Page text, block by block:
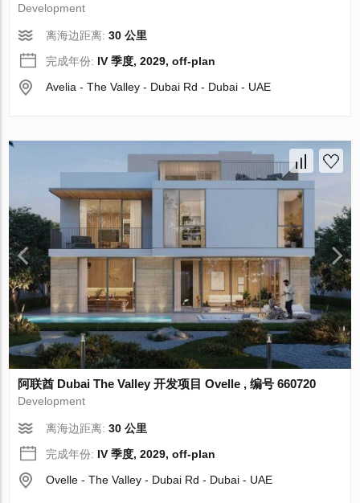
Development
离海边距离:30 公里
完成年份: IV 季度, 2029, off-plan
Avelia - The Valley - Dubai Rd - Dubai - UAE
阿联酋 Dubai The Valley 开发项目 Ovelle , 编号 660720
Development
离海边距离:30 公里
完成年份: IV 季度, 2029, off-plan
Ovelle - The Valley - Dubai Rd - Dubai - UAE